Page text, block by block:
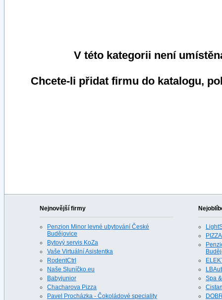
V této kategorii není
Chcete-li přidat firmu do katalogu,
Nejnovější firmy
Penzion Minor levné ubytování České
Budějovice
Bytový servis KoZa
Vaše Virtuální Asistentka
RodentCtrl
Naše Sluníčko.eu
Babyjunior
Chacharova Pizza
Pavel Procházka - Čokoládové speciality
Spa